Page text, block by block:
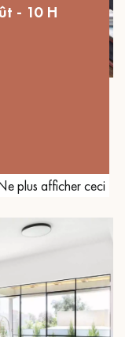
- 10 H
plus afficher ceci